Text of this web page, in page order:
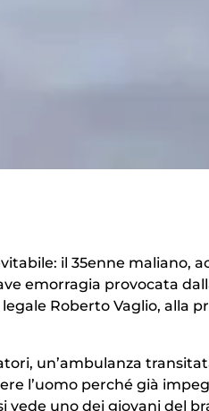
il 35enne maliano,
emorragia provocata
Roberto Vaglio, alla
un’ambulanza
l’uomo perché già
uno dei giovani del